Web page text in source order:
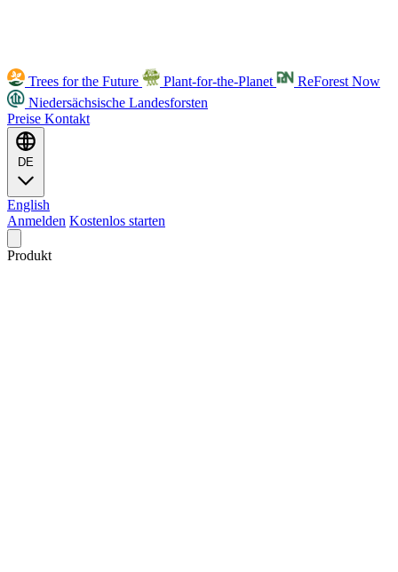
Trees for the Future Plant-for-the-Planet
ReForest Now
Niedersächsische Landesforsten
Preise Kontakt
DE
English
Anmelden Kostenlos starten
Produkt